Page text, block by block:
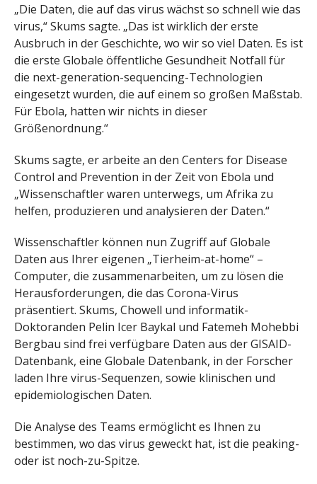
„Die Daten, die auf das virus wächst so schnell wie das
virus,“ Skums sagte. „Das ist wirklich der erste
Ausbruch in der Geschichte, wo wir so viel Daten. Es ist
die erste Globale öffentliche Gesundheit Notfall für
die next-generation-sequencing-Technologien
eingesetzt wurden, die auf einem so großen Maßstab.
Für Ebola, hatten wir nichts in dieser
Größenordnung.“
Skums sagte, er arbeite an den Centers for Disease
Control and Prevention in der Zeit von Ebola und
„Wissenschaftler waren unterwegs, um Afrika zu
helfen, produzieren und analysieren der Daten.“
Wissenschaftler können nun Zugriff auf Globale
Daten aus Ihrer eigenen „Tierheim-at-home“ –
Computer, die zusammenarbeiten, um zu lösen die
Herausforderungen, die das Corona-Virus
präsentiert. Skums, Chowell und informatik-
Doktoranden Pelin Icer Baykal und Fatemeh Mohebbi
Bergbau sind frei verfügbare Daten aus der GISAID-
Datenbank, eine Globale Datenbank, in der Forscher
laden Ihre virus-Sequenzen, sowie klinischen und
epidemiologischen Daten.
Die Analyse des Teams ermöglicht es Ihnen zu
bestimmen, wo das virus geweckt hat, ist die peaking-
oder ist noch-zu-Spitze.